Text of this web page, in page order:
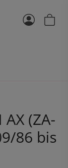
(ZA-
86 bis